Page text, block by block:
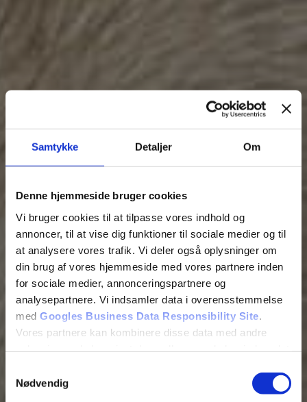
Samtykke Detaljer Om
Denne hjemmeside bruger cookies
Vi bruger cookies til at tilpasse vores indhold og
annoncer, til at vise dig funktioner til sociale medier og til
at analysere vores trafik. Vi deler også oplysninger om
din brug af vores hjemmeside med vores partnere inden
for sociale medier, annonceringspartnere og
analysepartnere. Vi indsamler data i overensstemmelse
med Googles Business Data Responsibility Site
Vores partnere kan kombinere disse data med andre
Nødvendig
Skriv til os
Vi vender tilbage snarest.